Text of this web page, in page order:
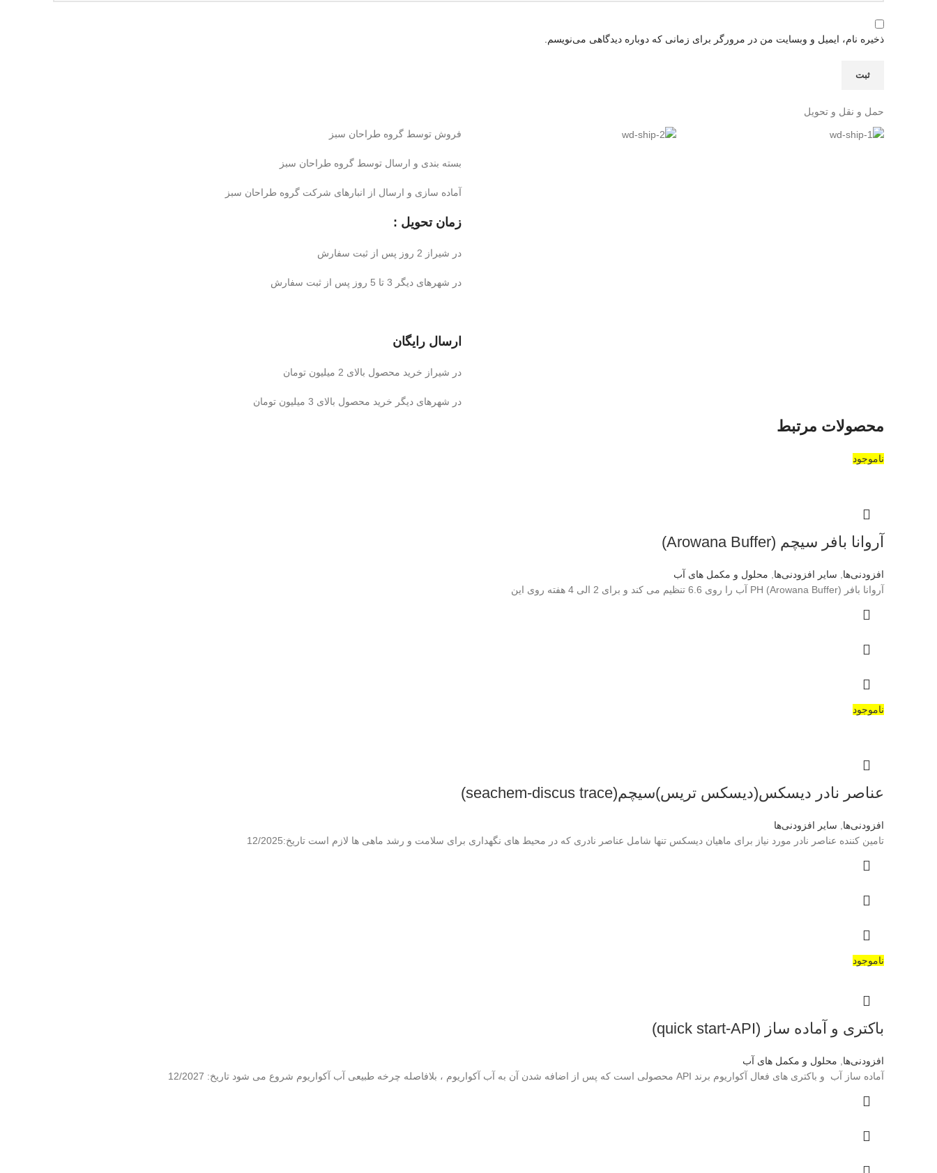
ذخیره نام، ایمیل و وبسایت من در مرورگر برای زمانی که دوباره دیدگاهی می‌نویسم.
حمل و نقل و تحویل
فروش توسط گروه طراحان سبز
بسته بندی و ارسال توسط گروه طراحان سبز
آماده سازی و ارسال از انبارهای شرکت گروه طراحان سبز
زمان تحویل :
در شیراز 2 روز پس از ثبت سفارش
در شهرهای دیگر 3 تا 5 روز پس از ثبت سفارش
ارسال رایگان
در شیراز خرید محصول بالای 2 میلیون تومان
در شهرهای دیگر خرید محصول بالای 3 میلیون تومان
محصولات مرتبط
ناموجود
آروانا بافر سیچم (Arowana Buffer)
افزودنی‌ها سایر افزودنی‌ها
محلول و مکمل های آب
آروانا بافر (Arowana Buffer) PH آب را روی 6.6 تنظیم می کند و برای 2 الی 4 هفته روی این
ناموجود
عناصر نادر دیسکس(دیسکس تریس)سیچم(seachem-discus trace)
افزودنی‌ها
سایر افزودنی‌ها
تامین کننده عناصر نادر مورد نیاز برای ماهیان دیسکس تنها شامل عناصر نادری که در محیط های نگهداری برای سلامت و رشد ماهی ها لازم است تاریخ:12/2025
ناموجود
باکتری و آماده ساز (quick start-API)
افزودنی‌ها
محلول و مکمل های آب
آماده ساز آب و باکتری های فعال آکواریوم برند API محصولی است که پس از اضافه شدن آن به آب آکواریوم ، بلافاصله چرخه طبیعی آب آکواریوم شروع می شود تاریخ: 12/2027